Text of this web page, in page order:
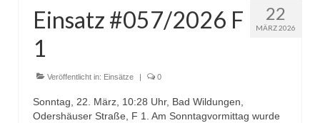
22
MÄRZ 2026
Einsatz #057/2026 F
1
Veröffentlicht in: Einsätze | 0
Sonntag, 22. März, 10:28 Uhr, Bad Wildungen,
Odershäuser Straße, F 1. Am Sonntagvormittag wurde